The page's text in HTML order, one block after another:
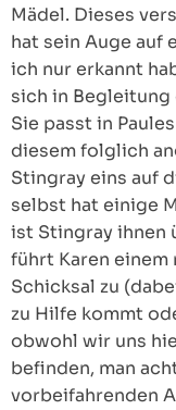
Mädel. Dieses
hat sein Auge auf
ich nur erkannt
sich in Begleitung
Sie passt in
diesem folglich
Stingray eins auf
selbst hat einige
ist Stingray ihnen
führt Karen einem
Schicksal zu
zu Hilfe kommt
obwohl wir uns
befinden, man
vorbeifahrenden